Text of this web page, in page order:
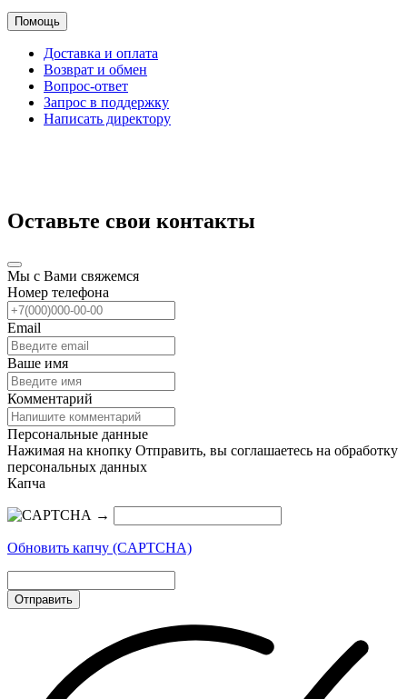
Помощь
Доставка и оплата
Возврат и обмен
Вопрос-ответ
Запрос в поддержку
Написать директору
Оставьте свои контакты
Мы с Вами свяжемся
Номер телефона
Email
Ваше имя
Комментарий
Персональные данные
Нажимая на кнопку Отправить, вы соглашаетесь на обработку
персональных данных
Капча
→
Обновить капчу (CAPTCHA)
Отправить